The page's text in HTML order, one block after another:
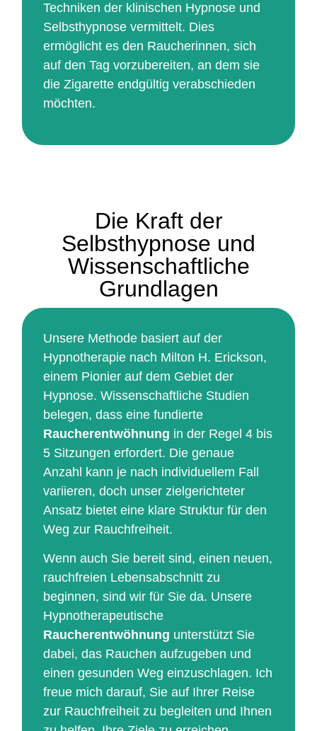
Techniken der klinischen Hypnose und
Selbsthypnose vermittelt. Dies
ermöglicht es den Raucherinnen, sich
auf den Tag vorzubereiten, an dem sie
die Zigarette endgültig verabschieden
möchten.
Die Kraft der
Selbsthypnose und
Wissenschaftliche
Grundlagen
Unsere Methode basiert auf der
Hypnotherapie nach Milton H. Erickson,
einem Pionier auf dem Gebiet der
Hypnose. Wissenschaftliche Studien
belegen, dass eine fundierte
Raucherentwöhnung in der Regel 4 bis
5 Sitzungen erfordert. Die genaue
Anzahl kann je nach individuellem Fall
variieren, doch unser zielgerichteter
Ansatz bietet eine klare Struktur für den
Weg zur Rauchfreiheit.
Wenn auch Sie bereit sind, einen neuen,
rauchfreien Lebensabschnitt zu
beginnen, sind wir für Sie da. Unsere
Hypnotherapeutische
Raucherentwöhnung unterstützt Sie
dabei, das Rauchen aufzugeben und
einen gesunden Weg einzuschlagen. Ich
freue mich darauf, Sie auf Ihrer Reise
zur Rauchfreiheit zu begleiten und Ihnen